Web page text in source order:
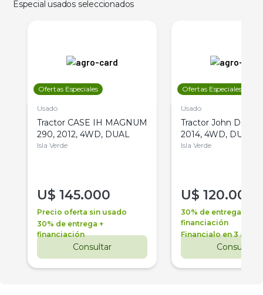
Especial usados seleccionados
Ofertas Especiales
Usado
Tractor CASE IH MAGNUM
290, 2012, 4WD, DUAL
Isla Verde
U$ 145.000
Precio oferta sin usado
30% de entrega +
financiación
Consultar
Ofertas Especiales
Usado
Tractor John Deere
2014, 4WD, DUAL
Isla Verde
U$ 120.000
30% de entrega +
financiación
Financialo en 3 años
Consultar